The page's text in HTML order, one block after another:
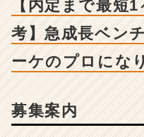
内
の
特
別
選
【内定まで最短
考】急成長ベン
ーケのプロにな
募集案内